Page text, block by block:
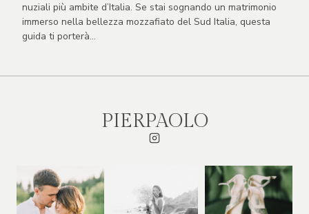
nuziali più ambite d’Italia. Se stai sognando un matrimonio
immerso nella bellezza mozzafiato del Sud Italia, questa
guida ti porterà…
PIERPAOLO